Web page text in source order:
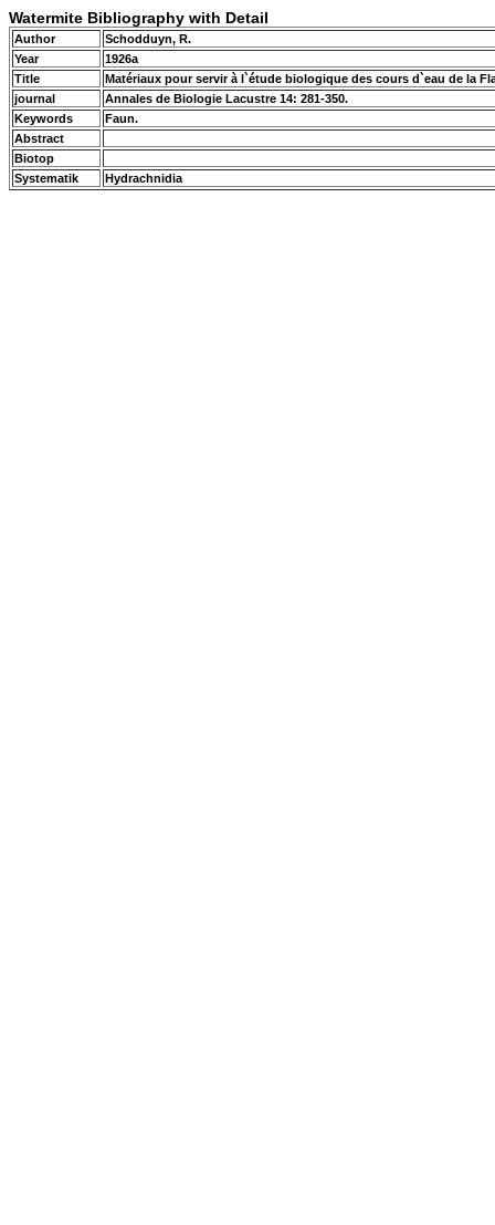
Watermite Bibliography with Detail
Author
Schodduyn, R.
Year
1926a
Title
Matériaux pour servir à l`étude biologique des cours d`eau de la
journal
Annales de Biologie Lacustre 14: 281-350.
Keywords
Faun.
Abstract
Biotop
Systematik
Hydrachnidia